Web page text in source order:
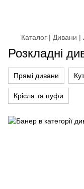
Каталог | Дивани
Розкладні
Прямі дивани
Крісла та пуфи